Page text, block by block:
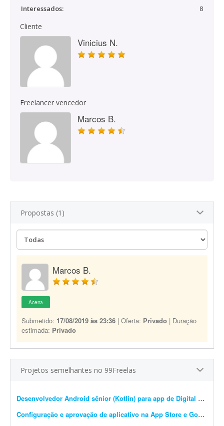
Interessados:
8
Cliente
Vinicius N.
Freelancer vencedor
Marcos B.
Propostas (1)
Marcos B.
Aceita
Submetido: 17/08/2019 às 23:36 | Oferta: Privado | Duração
estimada: Privado
Projetos semelhantes no 99Freelas
Desenvolvedor Android sênior (Kotlin) para app de Digital Signage 24/7
Configuração e aprovação de aplicativo na App Store e Google Play